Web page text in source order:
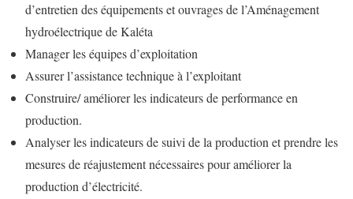
d’entretien des équipements et ouvrages de l’Aménagement
hydroélectrique de Kaléta
Manager les équipes d’exploitation
Assurer l’assistance technique à l’exploitant
Construire/ améliorer les indicateurs de performance en
production.
Analyser les indicateurs de suivi de la production et prendre les
mesures de réajustement nécessaires pour améliorer la
production d’électricité.